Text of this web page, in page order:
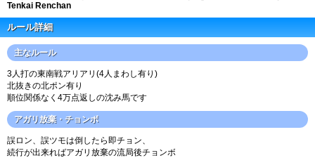
Tenkai Renchan
ルール詳細
主なルール
3人打の東南戦アリアリ(4人まわし有り)
北抜きの北ポン有り
順位関係なく4万点返しの沈み馬です
アガリ放棄・チョンボ
誤ロン、誤ツモは倒したら即チョン、
続行が出来ればアガリ放棄の流局後チョンボ